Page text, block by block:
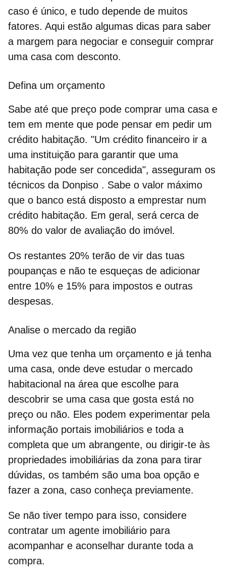
caso é único, e tudo depende de muitos
fatores. Aqui estão algumas dicas para saber
a margem para negociar e conseguir comprar
uma casa com desconto.
Defina um orçamento
Sabe até que preço pode comprar uma casa e
tem em mente que pode pensar em pedir um
crédito habitação. "Um crédito financeiro ir a
uma instituição para garantir que uma
habitação pode ser concedida", asseguram os
técnicos da Donpiso . Sabe o valor máximo
que o banco está disposto a emprestar num
crédito habitação. Em geral, será cerca de
80% do valor de avaliação do imóvel.
Os restantes 20% terão de vir das tuas
poupanças e não te esqueças de adicionar
entre 10% e 15% para impostos e outras
despesas.
Analise o mercado da região
Uma vez que tenha um orçamento e já tenha
uma casa, onde deve estudar o mercado
habitacional na área que escolhe para
descobrir se uma casa que gosta está no
preço ou não. Eles podem experimentar pela
informação portais imobiliários e toda a
completa que um abrangente, ou dirigir-te às
propriedades imobiliárias da zona para tirar
dúvidas, os também são uma boa opção e
fazer a zona, caso conheça previamente.
Se não tiver tempo para isso, considere
contratar um agente imobiliário para
acompanhar e aconselhar durante toda a
compra.